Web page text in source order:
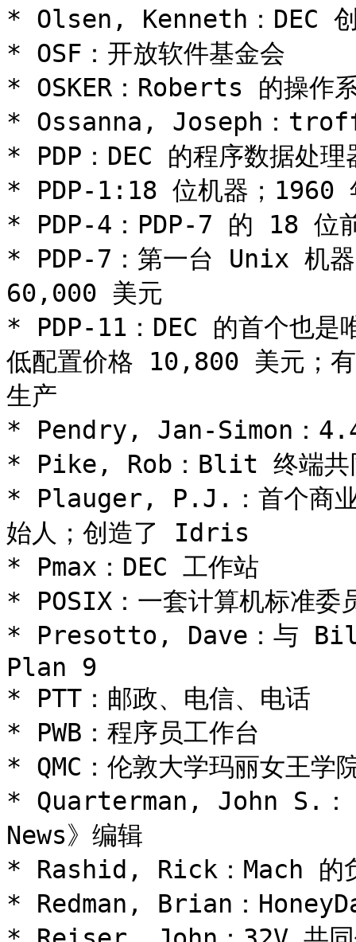
* Olsen, Kenneth：DEC
* OSF：开放软件基金会
* OSKER：Roberts 的操作
* Ossanna, Joseph：
* PDP：DEC 的程序数据处理
* PDP-1:18 位机器；1960
* PDP-4：PDP-7 的 18 位
* PDP-7：第一台 Unix 机
60,000 美元
* PDP-11：DEC 的首个也
低配置价格 10,800 美元；
生产
* Pendry, Jan-Simon：
* Pike, Rob：Blit 终端共
* Plauger, P.J.：首个商
始人；创造了 Idris
* Pmax：DEC 工作站
* POSIX：一套计算机标准委
* Presotto, Dave：与
Plan 9
* PTT：邮政、电信、电话
* PWB：程序员工作台
* QMC：伦敦大学玛丽女王学
* Quarterman, John S.：
News》编辑
* Rashid, Rick：Mach 的
* Redman, Brian：